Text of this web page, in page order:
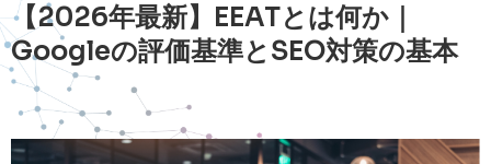
【2026年最新】EEATとは何か｜
Googleの評価基準とSEO対策の基本